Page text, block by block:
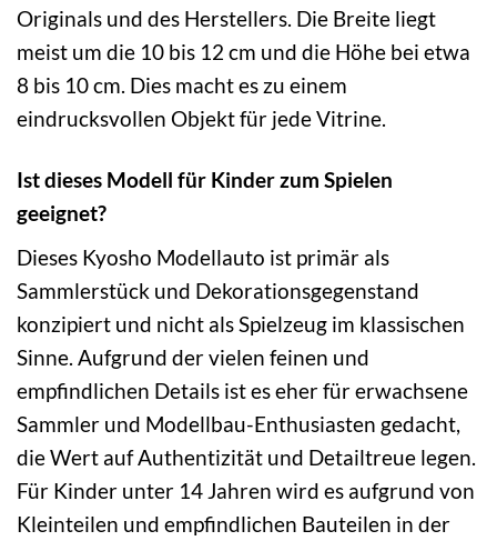
Originals und des Herstellers. Die Breite liegt
meist um die 10 bis 12 cm und die Höhe bei etwa
8 bis 10 cm. Dies macht es zu einem
eindrucksvollen Objekt für jede Vitrine.
Ist dieses Modell für Kinder zum Spielen
geeignet?
Dieses Kyosho Modellauto ist primär als
Sammlerstück und Dekorationsgegenstand
konzipiert und nicht als Spielzeug im klassischen
Sinne. Aufgrund der vielen feinen und
empfindlichen Details ist es eher für erwachsene
Sammler und Modellbau-Enthusiasten gedacht,
die Wert auf Authentizität und Detailtreue legen.
Für Kinder unter 14 Jahren wird es aufgrund von
Kleinteilen und empfindlichen Bauteilen in der